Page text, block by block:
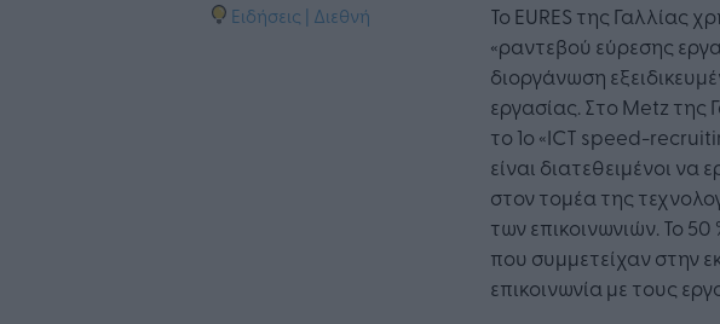
Ειδήσεις | Διεθνή
Το EURES της Γαλλίας
«ραντεβού εύρεσης
διοργάνωση
εργασίας. Στο Metz της
το 1o «ICT speed-
είναι διατεθειμένοι
στον τομέα της
των επικοινωνιών. Το
που συμμετείχαν στην
επικοινωνία με τους